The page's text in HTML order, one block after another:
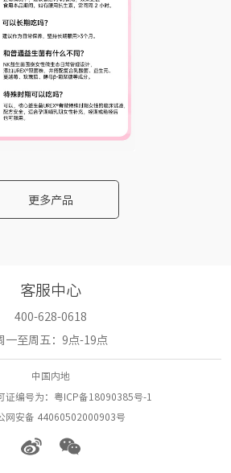
更多产品
客服中心
400-628-0618
一至周五：9点-19点
中国内地
证编号为：粤ICP备18090385号-1
网安备 44060502000903号